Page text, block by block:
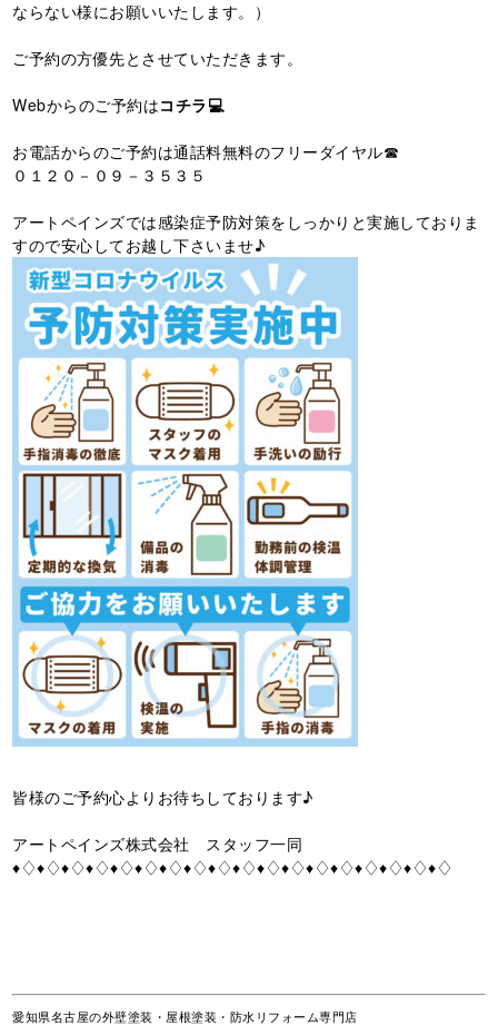
ならない様にお願いいたします。）
ご予約の方優先とさせていただきます。
Webからのご予約はコチラ💻
お電話からのご予約は通話料無料のフリーダイヤル☎
０１２０－０９－３５３５
アートペインズでは感染症予防対策をしっかりと実施しておりま
すので安心してお越し下さいませ♪
皆様のご予約心よりお待ちしております♪
アートペインズ株式会社 スタッフ一同
♦♢♦♢♦♢♦♢♦♢♦♢♦♢♦♢♦♢♦♢♦♢♦♢♦♢♦♢♦♢♦♢♦♢♦♢
愛知県名古屋の外壁塗装・屋根塗装・防水リフォーム専門店